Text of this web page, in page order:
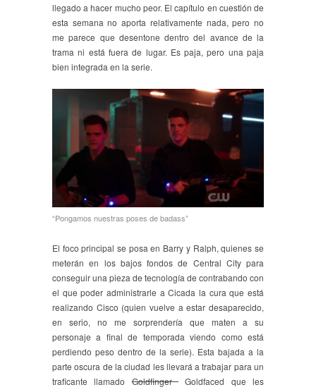
llegado a hacer mucho peor. El capítulo en cuestión de
esta semana no aporta relativamente nada, pero no
me parece que desentone dentro del avance de la
trama ni está fuera de lugar. Es paja, pero una paja
bien integrada en la serie.
“Pongamos nuestras poses de badass”
El foco principal se posa en Barry y Ralph, quienes se
meterán en los bajos fondos de Central City para
conseguir una pieza de tecnología de contrabando con
el que poder administrarle a Cicada la cura que está
realizando Cisco (quien vuelve a estar desaparecido,
en serio, no me sorprendería que maten a su
personaje a final de temporada viendo como está
perdiendo peso dentro de la serie). Esta bajada a la
parte oscura de la ciudad les llevará a trabajar para un
traficante llamadoGoldfinger Goldfaced que les